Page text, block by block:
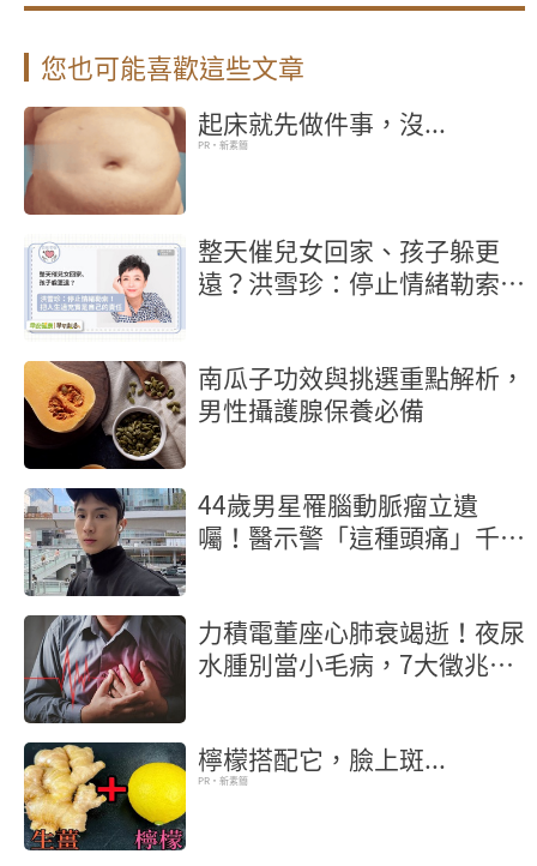
您也可能喜歡這些文章
起床就先做件事，沒...
PR・新素簡
整天催兒女回家、孩子躲更
遠？洪雪珍：停止情緒勒索！
南瓜子功效與挑選重點解析，
男性攝護腺保養必備
44歲男星罹腦動脈瘤立遺
囑！醫示警「這種頭痛」千萬
力積電董座心肺衰竭逝！夜尿
水腫別當小毛病，7大徵兆是
檸檬搭配它，臉上斑...
PR・新素簡